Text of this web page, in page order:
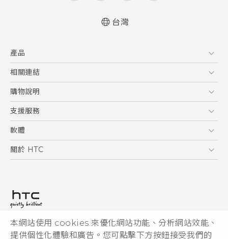
本網站使用 cookies 來優化網站功能、分析網站效能、
提供個性化體驗和廣告。您可點擊下方按鈕接受我們的
台灣
產品
5G
智慧型手機
配件
相關連結
HTC Research
購物說明
購物須知
訂單管理
付款方式
支援服務
到府收送維修服務
服務中心資訊
客戶服務佈告欄
軟體
應用程式
HTC Sync Manager
關於 HTC
投資人
隱私權政策
© 2011-2026 HTC Corporation